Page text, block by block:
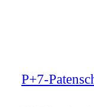
P+7-